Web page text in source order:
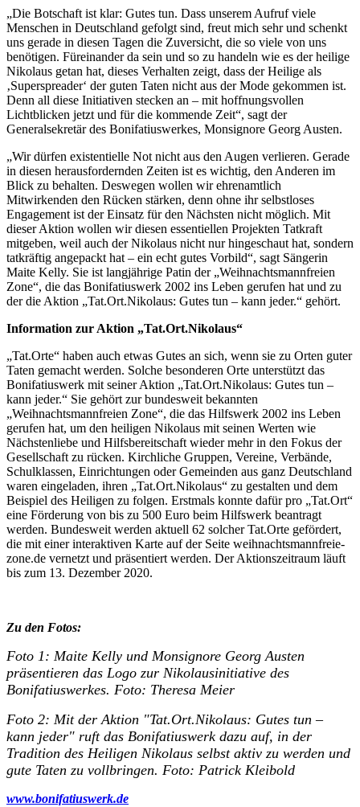
„Die Botschaft ist klar: Gutes tun. Dass unserem Aufruf viele
Menschen in Deutschland gefolgt sind, freut mich sehr und schenkt
uns gerade in diesen Tagen die Zuversicht, die so viele von uns
benötigen. Füreinander da sein und so zu handeln wie es der heilige
Nikolaus getan hat, dieses Verhalten zeigt, dass der Heilige als
‚Superspreader‘ der guten Taten nicht aus der Mode gekommen ist.
Denn all diese Initiativen stecken an – mit hoffnungsvollen
Lichtblicken jetzt und für die kommende Zeit“, sagt der
Generalsekretär des Bonifatiuswerkes, Monsignore Georg Austen.
„Wir dürfen existentielle Not nicht aus den Augen verlieren. Gerade
in diesen herausfordernden Zeiten ist es wichtig, den Anderen im
Blick zu behalten. Deswegen wollen wir ehrenamtlich
Mitwirkenden den Rücken stärken, denn ohne ihr selbstloses
Engagement ist der Einsatz für den Nächsten nicht möglich. Mit
dieser Aktion wollen wir diesen essentiellen Projekten Tatkraft
mitgeben, weil auch der Nikolaus nicht nur hingeschaut hat, sondern
tatkräftig angepackt hat – ein echt gutes Vorbild“, sagt Sängerin
Maite Kelly. Sie ist langjährige Patin der „Weihnachtsmannfreien
Zone“, die das Bonifatiuswerk 2002 ins Leben gerufen hat und zu
der die Aktion „Tat.Ort.Nikolaus: Gutes tun – kann jeder.“ gehört.
Information zur Aktion „Tat.Ort.Nikolaus“
„Tat.Orte“ haben auch etwas Gutes an sich, wenn sie zu Orten guter
Taten gemacht werden. Solche besonderen Orte unterstützt das
Bonifatiuswerk mit seiner Aktion „Tat.Ort.Nikolaus: Gutes tun –
kann jeder.“ Sie gehört zur bundesweit bekannten
„Weihnachtsmannfreien Zone“, die das Hilfswerk 2002 ins Leben
gerufen hat, um den heiligen Nikolaus mit seinen Werten wie
Nächstenliebe und Hilfsbereitschaft wieder mehr in den Fokus der
Gesellschaft zu rücken. Kirchliche Gruppen, Vereine, Verbände,
Schulklassen, Einrichtungen oder Gemeinden aus ganz Deutschland
waren eingeladen, ihren „Tat.Ort.Nikolaus“ zu gestalten und dem
Beispiel des Heiligen zu folgen. Erstmals konnte dafür pro „Tat.Ort“
eine Förderung von bis zu 500 Euro beim Hilfswerk beantragt
werden. Bundesweit werden aktuell 62 solcher Tat.Orte gefördert,
die mit einer interaktiven Karte auf der Seite weihnachtsmannfreie-
zone.de vernetzt und präsentiert werden. Der Aktionszeitraum läuft
bis zum 13. Dezember 2020.
Zu den Fotos:
Foto 1: Maite Kelly und Monsignore Georg Austen
präsentieren das Logo zur Nikolausinitiative des
Bonifatiuswerkes. Foto: Theresa Meier
Foto 2: Mit der Aktion "Tat.Ort.Nikolaus: Gutes tun –
kann jeder" ruft das Bonifatiuswerk dazu auf, in der
Tradition des Heiligen Nikolaus selbst aktiv zu werden und
gute Taten zu vollbringen. Foto: Patrick Kleibold
www.bonifatiuswerk.de